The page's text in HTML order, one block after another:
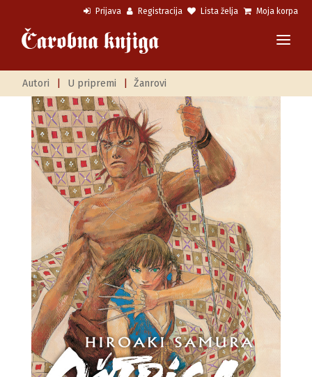
Prijava Registracija Lista želja Moja korpa
Autori U pripremi Žanrovi